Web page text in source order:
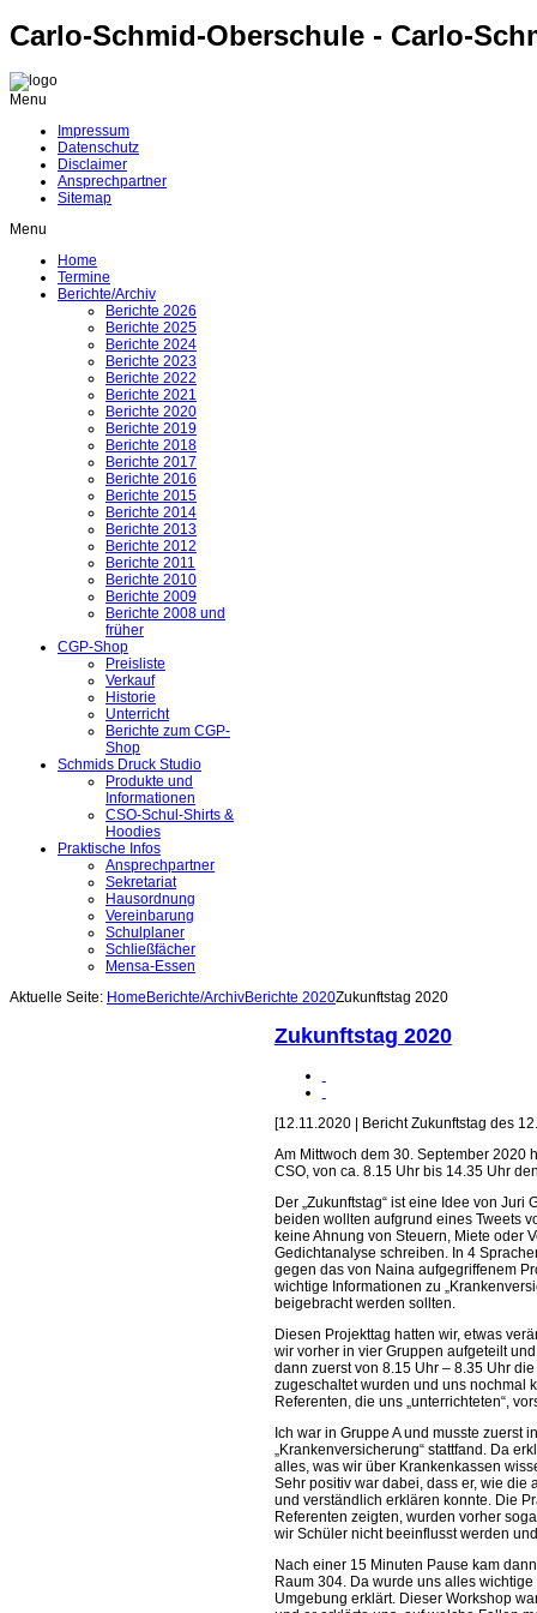
Carlo-Schmid-Oberschule - Carlo-
Menu
Impressum
Datenschutz
Disclaimer
Ansprechpartner
Sitemap
Menu
Home
Termine
Berichte/Archiv
Berichte 2026
Berichte 2025
Berichte 2024
Berichte 2023
Berichte 2022
Berichte 2021
Berichte 2020
Berichte 2019
Berichte 2018
Berichte 2017
Berichte 2016
Berichte 2015
Berichte 2014
Berichte 2013
Berichte 2012
Berichte 2011
Berichte 2010
Berichte 2009
Berichte 2008 und
früher
CGP-Shop
Preisliste
Verkauf
Historie
Unterricht
Berichte zum CGP-
Shop
Schmids Druck Studio
Produkte und
Informationen
CSO-Schul-Shirts &
Hoodies
Praktische Infos
Ansprechpartner
Sekretariat
Hausordnung
Vereinbarung
Schulplaner
Schließfächer
Mensa-Essen
Aktuelle Seite: Home Berichte/ArchivBerichte 2020Zukunftstag 2020
Zukunftstag 2020
[12.11.2020 | Bericht Zukunftstag des
Am Mittwoch dem 30. September 2020
CSO, von ca. 8.15 Uhr bis 14.35 Uhr
Der „Zukunftstag“ ist eine Idee von
beiden wollten aufgrund eines Tweets
keine Ahnung von Steuern, Miete oder
Gedichtanalyse schreiben. In 4
gegen das von Naina aufgegriffenem
wichtige Informationen zu
beigebracht werden sollten.
Diesen Projekttag hatten wir, etwas
wir vorher in vier Gruppen aufgeteilt
dann zuerst von 8.15 Uhr – 8.35 Uhr
zugeschaltet wurden und uns nochmal
Referenten, die uns „unterrichteten“,
Ich war in Gruppe A und musste zuerst
„Krankenversicherung“ stattfand. Da
alles, was wir über Krankenkassen
Sehr positiv war dabei, dass er, wie die
und verständlich erklären konnte. Die
Referenten zeigten, wurden vorher
wir Schüler nicht beeinflusst werden
Nach einer 15 Minuten Pause kam
Raum 304. Da wurde uns alles
Umgebung erklärt. Dieser Workshop